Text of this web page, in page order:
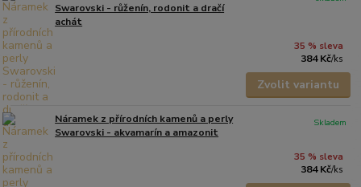
Swarovski - růženín, rodonit a dračí
achát
35 % sleva
384 Kč/ks
Zvolit variantu
Náramek z přírodních kamenů a perly
Swarovski - akvamarín a amazonit
35 % sleva
384 Kč/ks
Skladem